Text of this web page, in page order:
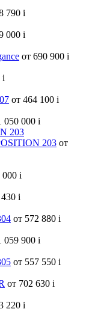
790 i
000 i
от 690 900 i
i
от 464 100 i
050 000 i
203 от
000 i
i
от 572 880 i
059 900 i
от 557 550 i
от 702 630 i
220 i